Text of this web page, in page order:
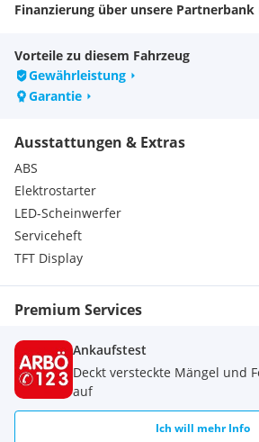
Finanzierung über unsere Partnerbank
weiteren Motorrädern aus unserem
Kundenberater
Michael Stehno
Vorteile zu diesem Fahrzeug
Gewährleistung
Garantie
Ausstattungen & Extras
ABS
Elektrostarter
LED-Scheinwerfer
Serviceheft
TFT Display
Premium Services
Ankaufstest
Deckt versteckte Mängel und
auf
Ich will mehr Info